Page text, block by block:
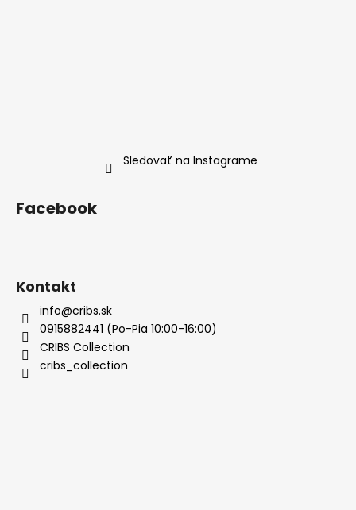
Sledovať na Instagrame
Facebook
Kontakt
info@cribs.sk
0915882441 (Po-Pia 10:00-16:00)
CRIBS Collection
cribs_collection